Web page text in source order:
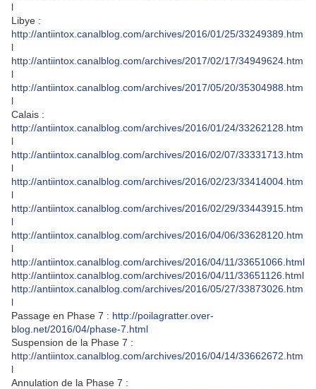
l
Libye :
http://antiintox.canalblog.com/archives/2016/01/25/33249389.htm
l
http://antiintox.canalblog.com/archives/2017/02/17/34949624.htm
l
http://antiintox.canalblog.com/archives/2017/05/20/35304988.htm
l
Calais :
http://antiintox.canalblog.com/archives/2016/01/24/33262128.htm
l
http://antiintox.canalblog.com/archives/2016/02/07/33331713.htm
l
http://antiintox.canalblog.com/archives/2016/02/23/33414004.htm
l
http://antiintox.canalblog.com/archives/2016/02/29/33443915.htm
l
http://antiintox.canalblog.com/archives/2016/04/06/33628120.htm
l
http://antiintox.canalblog.com/archives/2016/04/11/33651066.html
http://antiintox.canalblog.com/archives/2016/04/11/33651126.html
http://antiintox.canalblog.com/archives/2016/05/27/33873026.htm
l
Passage en Phase 7 : http://poilagratter.over-
blog.net/2016/04/phase-7.html
Suspension de la Phase 7 :
http://antiintox.canalblog.com/archives/2016/04/14/33662672.htm
l
Annulation de la Phase 7 :